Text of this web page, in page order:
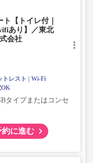
【トイレ付｜
あり】／東北
会社
トレスト
Wi-Fi
OK
タイプまたはコンセ
約に進む